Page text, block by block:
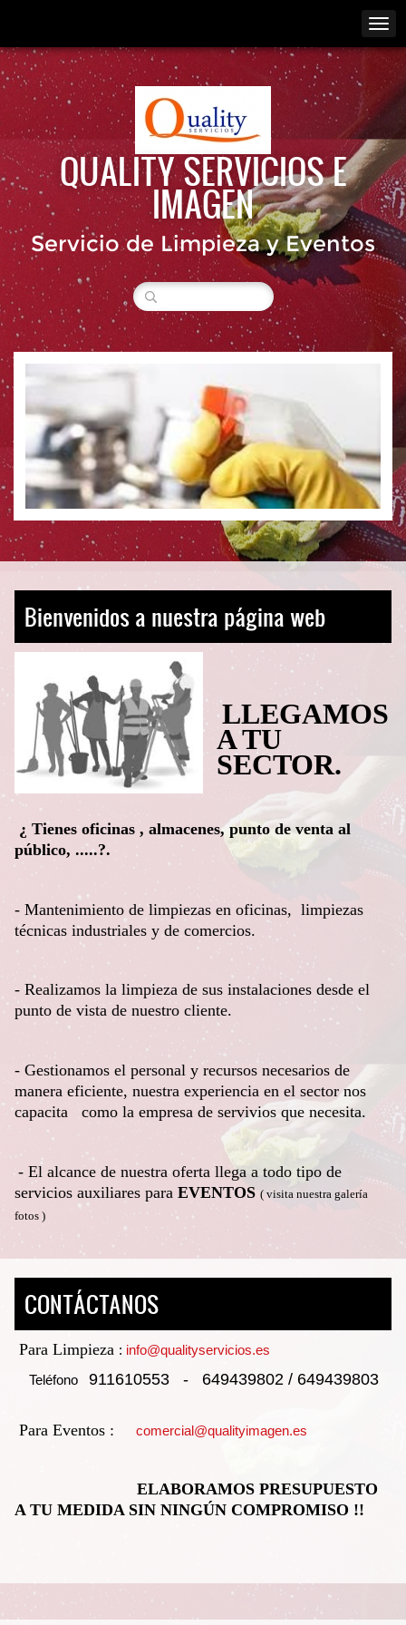
QUALITY SERVICIOS E
IMAGEN
Servicio de Limpieza y Eventos
Bienvenidos a nuestra página web
LLEGAMOS
A TU
SECTOR.
¿ Tienes oficinas , almacenes, punto de venta al
público, .....?.
- Mantenimiento de limpiezas en oficinas, limpiezas
técnicas industriales y de comercios.
- Realizamos la limpieza de sus instalaciones desde el
punto de vista de nuestro cliente.
- Gestionamos el personal y recursos necesarios de
manera eficiente, nuestra experiencia en el sector nos
capacita como la empresa de servivios que necesita.
- El alcance de nuestra oferta llega a todo tipo de
servicios auxiliares para EVENTOS ( visita nuestra galería
fotos )
CONTÁCTANOS
Para Limpieza : info@qualityservicios.es
Teléfono 911610553 - 649439802 / 649439803
Para Eventos : comercial@qualityimagen.es
ELABORAMOS PRESUPUESTO
A TU MEDIDA SIN NINGÚN COMPROMISO !!